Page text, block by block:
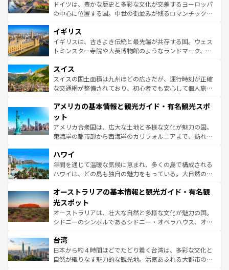
から魅了する。また、フランスは美食の国としても知ら
れ、フランス料理はユネスコ無形文化遺産にも登録されて
香り高いラベンダー畑など、多彩な楽しみ方が可能だ。さ
らに、パリ以外の地域にも魅力が溢れており、どの街角に
も豊かな歴史と文化が息づいている。パリ以外の個性あふ
を参照してほしい。
ドイツは、豊かな歴史と多彩な文化が交差するヨーロッパ
の中心に位置する国。中世の街並みが残るロマンチック街
顔を持つこの国は、どこを歩いても飽きることがない。ベ
ルリンの文化的活気、バイエルン州のアルプスの絶景、そ
してライン川沿いのワイン畑といった風景は必見。ビール
は、お酒好きな人にはぜひ体験してほしい。 なお、新着の
ドイツ情報はコンテンツ一覧を参照してほしい。
イギリス
イギリスは、古きよき伝統と最先端が共存する国。ウェス
トミンスター寺院や大英博物館のようなランドマーク、歴
リアごとに異なる魅力がある。また、優雅なアフタヌーン
ティー、ビール好きにはたまらない英国パブ、サッカー観
戦など、本場だからこそできる体験も豊富。イギリスを旅
ンツ一覧を参照してほしい。
スイス
スイスの国土面積は九州ほどの広さだが、運行時刻が正確
な交通網が整備されており、初心者でも安心して個人旅行
の建物がそのまま残る町や、スイスならではのユニークな
博物館もあり、アルプス観光だけでなく町歩きも満喫する
ことができる。国民の所得が高いため物価も高いが、旅行
者向けの交通パス提供のサービスもあり、うまく活用すれ
着のスイス情報は
アメリカの基本情報と観光ガイド・有名観光スポ
ット
アメリカ合衆国は、広大な土地と多様な文化が魅力の国。
東海岸の都市部から西海岸のカリフォルニアまで、訪れる
のような巨大都市は、観光、ショッピング、エンターテイ
ンメントが詰まった刺激的なスポットだ。一方、アメリカ
西部には大自然が広がり、グランドキャニオンやイエロー
部のニューオーリンズでは、音楽と美食が融合した独特の
文化が魅力。旅行者はアメリカの各地域で異なる魅力を楽
しみながら、その多様性と豊かな歴史を感じることができ
るだろう。車でのロードトリップや列車の旅も、アメリカ
情報は
ハワイ
年間を通じて温暖な気候に恵まれ、多くの島で構成される
ハワイは、どの島も独自の魅力をもっている。大自然の神
ワイ島は見逃せない。また、定番の観光地といえばオアフ
島だが、静かな自然を求めるならマウイ島やカウアイ島が
おすすめ。エメラルドグリーンに輝く海をはじめ、豊かな
文化や歴史が息づいている。「アロハスピリット」と呼ば
人々、おいしいローカルフードやハワイアンミュージッ
ク、伝統的なフラダンスなど、すべてがハワイの魅力を彩
っている。訪れるたびに新しい発見と感動が待っているハ
オーストラリアの基本情報と観光ガイド・有名観
光スポット
オーストラリアは、壮大な自然と多様な文化が魅力の国。
シドニーのシンボルであるシドニー・オペラハウス、オー
リアリーフや大陸中央部にそびえるウルル（エアーズロッ
ク）、タスマニアの美しい原生林やケアンズの熱帯雨林な
ど、見どころがたくさん。また、カフェやワイン、オージ
台湾
日本から約４時間ほどでたどり着く台湾は、多彩な文化と
自然が織りなす魅力的な観光地。活気あふれる大都市の台